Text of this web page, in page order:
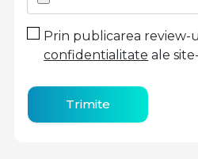
Prin publicarea review-
confidentialitate ale
Trimite